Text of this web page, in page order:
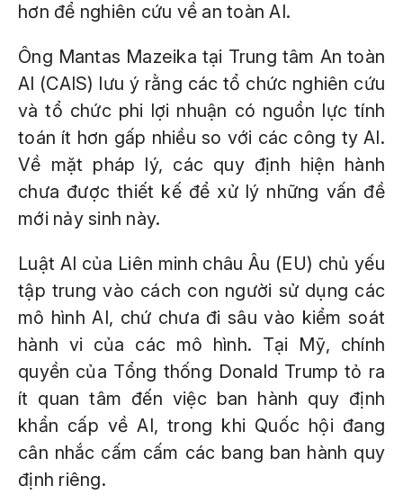
hơn để nghiên cứu về an toàn AI.
Ông Mantas Mazeika tại Trung tâm An toàn
AI (CAIS) lưu ý rằng các tổ chức nghiên cứu
và tổ chức phi lợi nhuận có nguồn lực tính
toán ít hơn gấp nhiều so với các công ty AI.
Về mặt pháp lý, các quy định hiện hành
chưa được thiết kế để xử lý những vấn đề
mới nảy sinh này.
Luật AI của Liên minh châu Âu (EU) chủ yếu
tập trung vào cách con người sử dụng các
mô hình AI, chứ chưa đi sâu vào kiểm soát
hành vi của các mô hình. Tại Mỹ, chính
quyền của Tổng thống Donald Trump tỏ ra
ít quan tâm đến việc ban hành quy định
khẩn cấp về AI, trong khi Quốc hội đang
cân nhắc cấm cấm các bang ban hành quy
định riêng.